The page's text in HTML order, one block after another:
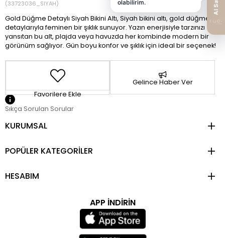
(33723036_SIYAH)
Gold Düğme Detaylı Siyah Bikini Altı, Siyah bikini altı, gold düğme
detaylarıyla feminen bir şıklık sunuyor. Yazın enerjisiyle tarzınızı
yansıtan bu alt, plajda veya havuzda her kombinde modern bir
görünüm sağlıyor. Gün boyu konfor ve şıklık için ideal bir seçenek!
Favorilere Ekle
Gelince Haber Ver
Sıkça Sorulan Sorular
KURUMSAL
POPÜLER KATEGORİLER
HESABIM
APP İNDİRİN